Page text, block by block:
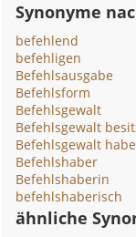
Synonyme
befehlend
befehligen
Befehlsausgabe
Befehlsform
Befehlsgewalt
Befehlsgewalt
Befehlsgewalt
Befehlshaber
Befehlshaberin
befehlshaberisch
ähnliche